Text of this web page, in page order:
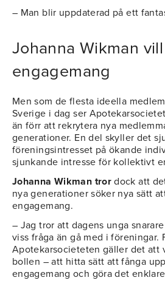
– Man blir uppdaterad på ett
Johanna Wikman
engagemang
Men som de flesta ideella
Sverige i dag ser
än förr att rekrytera nya
generationer. En del skyller det
föreningsintresset på ökande
sjunkande intresse för kollektivt
Johanna Wikman tror dock att
nya generationer söker nya sätt
engagemang.
– Jag tror att dagens unga
viss fråga än gå med i föreningar.
Apotekarsocieteten gäller det att
bollen – att hitta sätt att fånga
engagemang och göra det